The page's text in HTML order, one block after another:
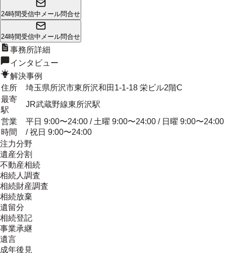
24時間受信中 メール問合せ
24時間受信中 メール問合せ
事務所詳細
インタビュー
解決事例
住所
埼玉県所沢市東所沢和田1-1-18 栄ビル2階C
最寄
駅
JR武蔵野線東所沢駅
営業
時間
平日 9:00〜24:00 / 土曜 9:00〜24:00 / 日曜 9:00〜24:00
/ 祝日 9:00〜24:00
注力分野
遺産分割
不動産相続
相続人調査
相続財産調査
相続放棄
遺留分
相続登記
事業承継
遺言
成年後見